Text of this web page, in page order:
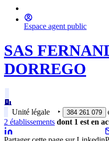
Espace agent public
SAS
DORREGO
Unité légale ‣ 384 261 079
2 établissements dont 1 est en